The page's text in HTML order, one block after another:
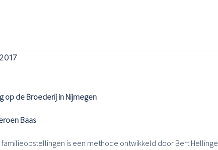
op de Broederij in Nijmegen
Baas
is een methode ontwikkeld door Bert